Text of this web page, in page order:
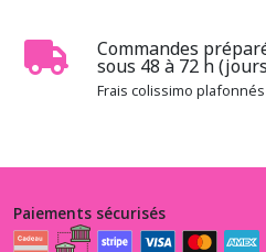
Commandes
sous 48 à 72 h
Frais colissimo
Paiements sécurisés